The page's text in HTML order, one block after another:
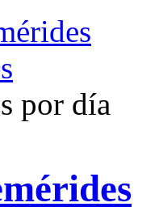
por día